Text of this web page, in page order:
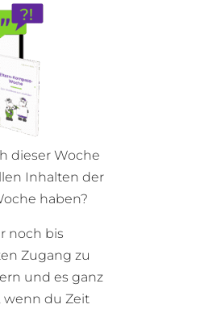
dieser Woche
Inhalten der
haben?
noch bis
Zugang zu
und es ganz
wenn du Zeit